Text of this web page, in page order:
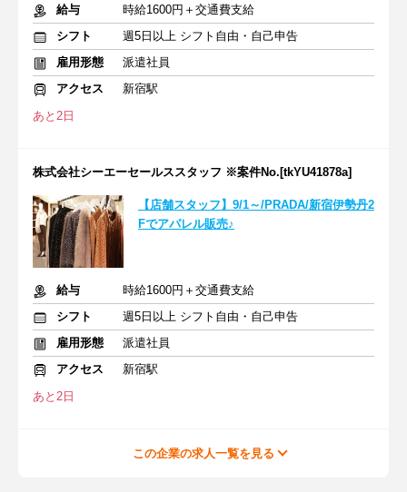
給与
時給1600円＋交通費支給
シフト
週5日以上 シフト自由・自己申告
雇用形態
派遣社員
アクセス
新宿駅
あと2日
株式会社シーエーセールススタッフ ※案件No.[tkYU41878a]
【店舗スタッフ】9/1～/PRADA/新宿伊勢丹2
Fでアパレル販売♪
給与
時給1600円＋交通費支給
シフト
週5日以上 シフト自由・自己申告
雇用形態
派遣社員
アクセス
新宿駅
あと2日
この企業の求人一覧を見る